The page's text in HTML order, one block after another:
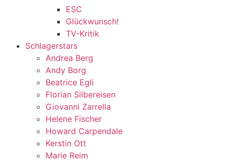
ESC
Glückwunsch!
TV-Kritik
Schlagerstars
Andrea Berg
Andy Borg
Beatrice Egli
Florian Silbereisen
Giovanni Zarrella
Helene Fischer
Howard Carpendale
Kerstin Ott
Marie Reim